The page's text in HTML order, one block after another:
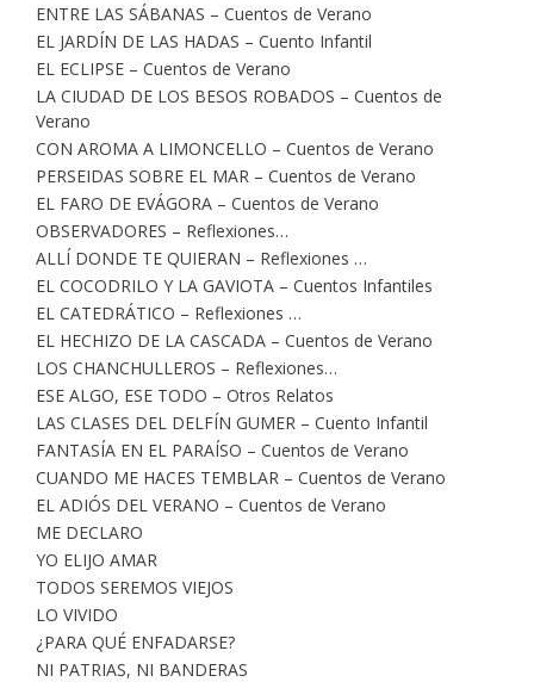
ENTRE LAS SÁBANAS – Cuentos de Verano
EL JARDÍN DE LAS HADAS – Cuento Infantil
EL ECLIPSE – Cuentos de Verano
LA CIUDAD DE LOS BESOS ROBADOS – Cuentos de
Verano
CON AROMA A LIMONCELLO – Cuentos de Verano
PERSEIDAS SOBRE EL MAR – Cuentos de Verano
EL FARO DE EVÁGORA – Cuentos de Verano
OBSERVADORES – Reflexiones…
ALLÍ DONDE TE QUIERAN – Reflexiones …
EL COCODRILO Y LA GAVIOTA – Cuentos Infantiles
EL CATEDRÁTICO – Reflexiones …
EL HECHIZO DE LA CASCADA – Cuentos de Verano
LOS CHANCHULLEROS – Reflexiones…
ESE ALGO, ESE TODO – Otros Relatos
LAS CLASES DEL DELFÍN GUMER – Cuento Infantil
FANTASÍA EN EL PARAÍSO – Cuentos de Verano
CUANDO ME HACES TEMBLAR – Cuentos de Verano
EL ADIÓS DEL VERANO – Cuentos de Verano
ME DECLARO
YO ELIJO AMAR
TODOS SEREMOS VIEJOS
LO VIVIDO
¿PARA QUÉ ENFADARSE?
NI PATRIAS, NI BANDERAS